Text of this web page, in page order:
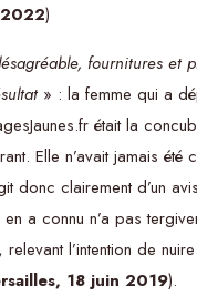
)
fournitures et
» : la femme qui a
était la
Elle n’avait jamais été
donc clairement d’un
a connu n’a pas
l’intention de
18 juin 2019).